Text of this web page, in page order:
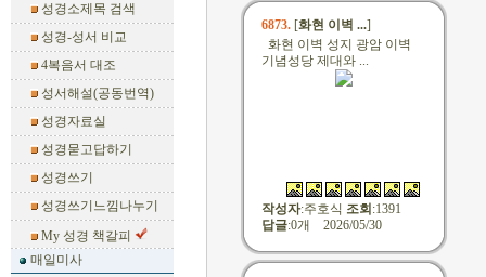
성경소제목 검색
성경-성서 비교
4복음서 대조
성서해설(공동번역)
성경자료실
성경묻고답하기
성경쓰기
성경쓰기느낌나누기
My 성경 책갈피
매일미사
6873. [화현 이벽 ...]
화현 이벽 성지 광암 이벽
기념성당 제대와 ...
작성자:주호식 조회 :1391
답글:0개 2026/05/30